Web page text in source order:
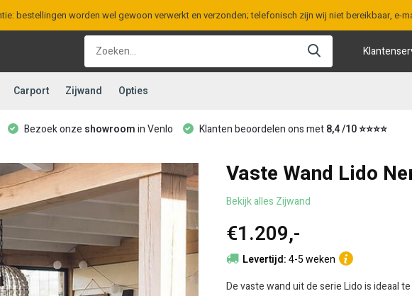
bestellingen worden wel gewoon verwerkt en verzonden; telefonisch zijn wij niet bereikbaar, e-
Carport Zijwand Opties
Bezoek onze showroomin Venlo Klanten beoordelen ons met8,4 /10 ⭐⭐⭐⭐
Vaste Wand Lido
Bekijk alles Zijwand
€1.209,-
Levertijd:4-5 weken
De vaste wand uit de serie Lido is ideaal